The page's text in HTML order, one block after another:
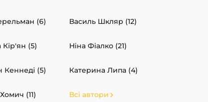
(6) Василь Шкляр (12)
(5) Ніна Фіалко (21)
Кеннеді (5) Катерина Липа (4)
(11) Всі автори